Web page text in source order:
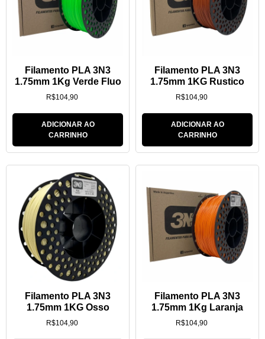
Filamento PLA 3N3
1.75mm 1Kg Verde Fluo
R$104,90
ADICIONAR AO
CARRINHO
Filamento PLA 3N3
1.75mm 1KG Rustico
R$104,90
ADICIONAR AO
CARRINHO
Filamento PLA 3N3
1.75mm 1KG Osso
R$104,90
Filamento PLA 3N3
1.75mm 1Kg Laranja
R$104,90